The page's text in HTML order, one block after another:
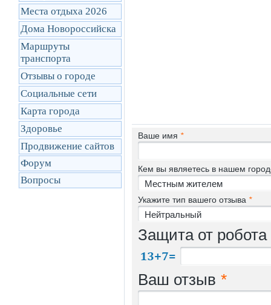
Места отдыха 2026
Дома Новороссийска
Маршруты
транcпорта
Отзывы о городе
Социальные сети
Карта города
Здоровье
Продвижение сайтов
Форум
Вопросы
Ваше имя *
Кем вы являетесь в нашем
Укажите тип вашего отзыва *
Защита от робота
Ваш отзыв *